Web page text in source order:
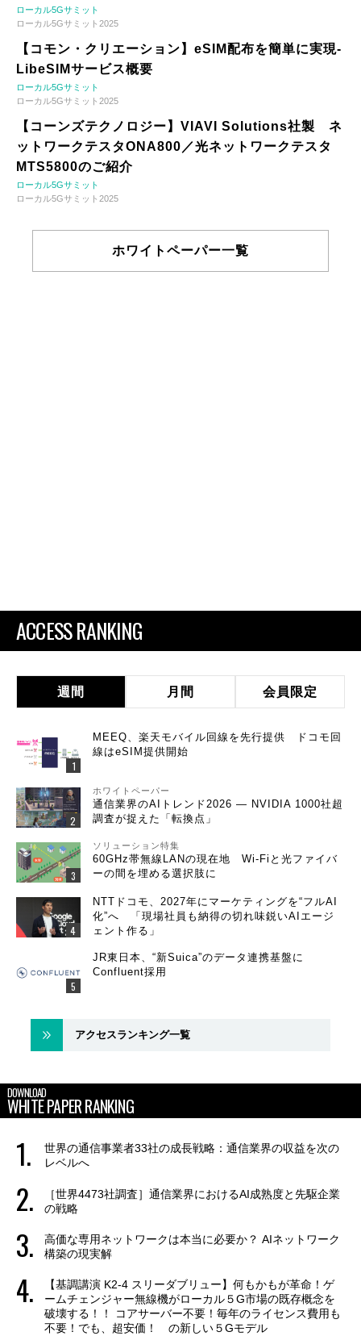
ローカル5Gサミット
ローカル5Gサミット2025
【コモン・クリエーション】eSIM配布を簡単に実現-
LibeSIMサービス概要
ローカル5Gサミット
ローカル5Gサミット2025
【コーンズテクノロジー】VIAVI Solutions社製 ネ
ットワークテスタONA800／光ネットワークテスタ
MTS5800のご紹介
ローカル5Gサミット
ローカル5Gサミット2025
ホワイトペーパー一覧
ACCESS RANKING
週間 月間 会員限定
MEEQ、楽天モバイル回線を先行提供 ドコモ回
線はeSIM提供開始
ホワイトペーパー
通信業界のAIトレンド2026 ― NVIDIA 1000社超
調査が捉えた「転換点」
ソリューション特集
60GHz帯無線LANの現在地 Wi-Fiと光ファイバ
ーの間を埋める選択肢に
NTTドコモ、2027年にマーケティングを“フルAI
化”へ 「現場社員も納得の切れ味鋭いAIエージ
ェント作る」
JR東日本、“新Suica”のデータ連携基盤に
Confluent採用
アクセスランキング一覧
DOWNLOAD
WHITE PAPER RANKING
世界の通信事業者33社の成長戦略：通信業界の収益を次の
レベルへ
［世界4473社調査］通信業界におけるAI成熟度と先駆企業
の戦略
高価な専用ネットワークは本当に必要か？ AIネットワーク
構築の現実解
【基調講演 K2-4 スリーダブリュー】何もかもが革命！ゲ
ームチェンジャー無線機がローカル５G市場の既存概念を
破壊する！！ コアサーバー不要！毎年のライセンス費用も
不要！でも、超安価！ の新しい５Gモデル